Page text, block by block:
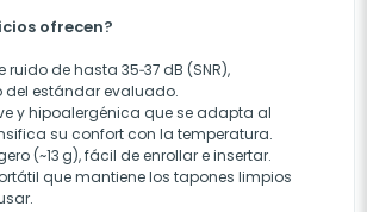
ofrecen?
de hasta 35‑37 dB (SNR),
del estándar evaluado.
y hipoalergénica que se adapta al
su confort con la temperatura.
(~13 g), fácil de enrollar e insertar.
que mantiene los tapones limpios